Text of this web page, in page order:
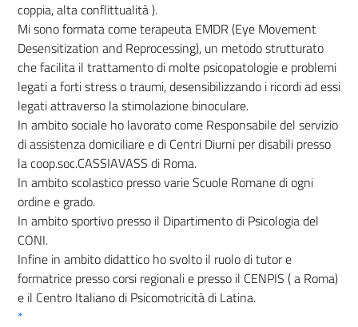
coppia, alta conflittualità ).
Mi sono formata come terapeuta EMDR (Eye Movement
Desensitization and Reprocessing), un metodo strutturato
che facilita il trattamento di molte psicopatologie e problemi
legati a forti stress o traumi, desensibilizzando i ricordi ad essi
legati attraverso la stimolazione binoculare.
In ambito sociale ho lavorato come Responsabile del servizio
di assistenza domiciliare e di Centri Diurni per disabili presso
la coop.soc.CASSIAVASS di Roma.
In ambito scolastico presso varie Scuole Romane di ogni
ordine e grado.
In ambito sportivo presso il Dipartimento di Psicologia del
CONI.
Infine in ambito didattico ho svolto il ruolo di tutor e
formatrice presso corsi regionali e presso il CENPIS ( a Roma)
e il Centro Italiano di Psicomotricità di Latina.
*